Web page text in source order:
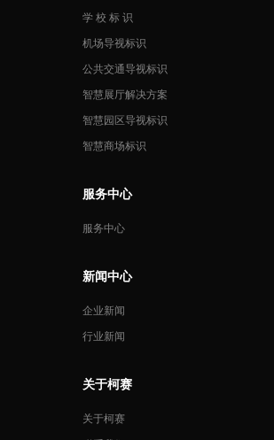
学 校 标 识
机场导视标识
公共交通导视标识
智慧展厅解决方案
智慧园区导视标识
智慧商场标识
服务中心
服务中心
新闻中心
企业新闻
行业新闻
关于柯赛
关于柯赛